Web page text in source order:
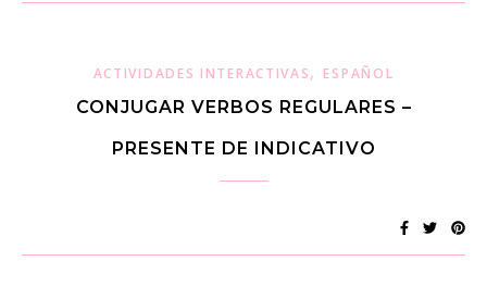
ACTIVIDADES INTERACTIVAS, ESPAÑOL
CONJUGAR VERBOS REGULARES –
PRESENTE DE INDICATIVO